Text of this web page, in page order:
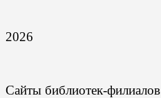
2026
Сайты библиотек-филиалов